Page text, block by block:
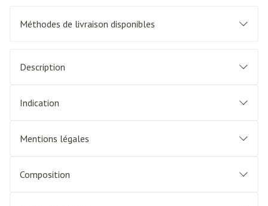
Méthodes de livraison disponibles
Description
Indication
Mentions légales
Composition